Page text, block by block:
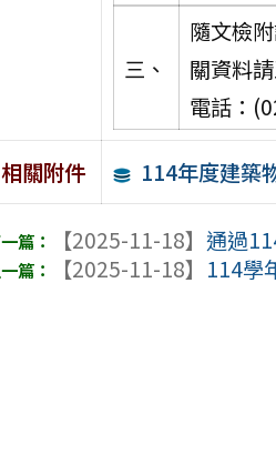
三、
隨文檢
關資料
電話：
相關附件 114年度建築
【2025-11-18】通過
【2025-11-18】 114學